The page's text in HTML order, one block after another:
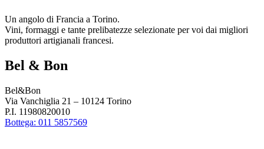
Un angolo di Francia a Torino.
Vini, formaggi e tante prelibatezze selezionate per voi dai migliori
produttori artigianali francesi.
Bel & Bon
Bel&Bon
Via Vanchiglia 21 – 10124 Torino
P.I. 11980820010
Bottega: 011 5857569